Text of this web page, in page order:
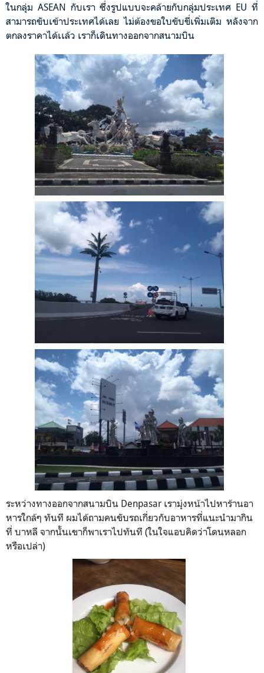
ในกลุ่ม ASEAN กับเรา ซึ่งรูปแบบจะคล้ายกับกลุ่มประเทศ EU ที่
สามารถขับเข้าประเทศได้เลย ไม่ต้องขอใบขับขี่เพิ่มเติม หลังจาก
ตกลงราคาได้เเล้ว เราก็เดินทางออกจากสนามบิน
ระหว่างทางออกจากสนามบิน Denpasar เรามุ่งหน้าไปหาร้านอา
หารใกล้ๆ ทันที ผมได้ถามคนขับรถเกี่ยวกับอาหารที่แนะนำมากิน
ที่ บาหลี จากนั้นเขาก็พาเราไปทันที (ในใจแอบคิดว่าโดนหลอก
หรือเปล่า)